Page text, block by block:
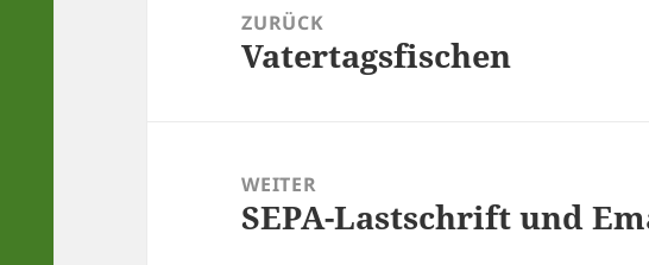
ZURÜCK
Vorheriger
Vatertagsfischen
WEITER
Nächster
SEPA-Lastschrift und